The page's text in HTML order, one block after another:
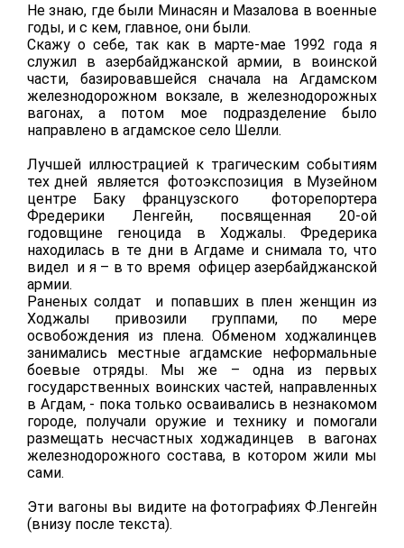
Не знаю, где были Минасян и Мазалова в военные
годы, и с кем, главное, они были.
Скажу о себе, так как в марте-мае 1992 года я
служил в азербайджанской армии, в воинской
части, базировавшейся сначала на Агдамском
железнодорожном вокзале, в железнодорожных
вагонах, а потом мое подразделение было
направлено в агдамское село Шелли.
Лучшей иллюстрацией к трагическим событиям
тех дней является фотоэкспозиция в Музейном
центре Баку французского фоторепортера
Фредерики Ленгейн, посвященная 20-ой
годовщине геноцида в Ходжалы. Фредерика
находилась в те дни в Агдаме и снимала то, что
видел и я – в то время офицер азербайджанской
армии.
Раненых солдат и попавших в плен женщин из
Ходжалы привозили группами, по мере
освобождения из плена. Обменом ходжалинцев
занимались местные агдамские неформальные
боевые отряды. Мы же – одна из первых
государственных воинских частей, направленных
в Агдам, - пока только осваивались в незнакомом
городе, получали оружие и технику и помогали
размещать несчастных ходжадинцев в вагонах
железнодорожного состава, в котором жили мы
сами.
Эти вагоны вы видите на фотографиях Ф.Ленгейн
(внизу после текста).